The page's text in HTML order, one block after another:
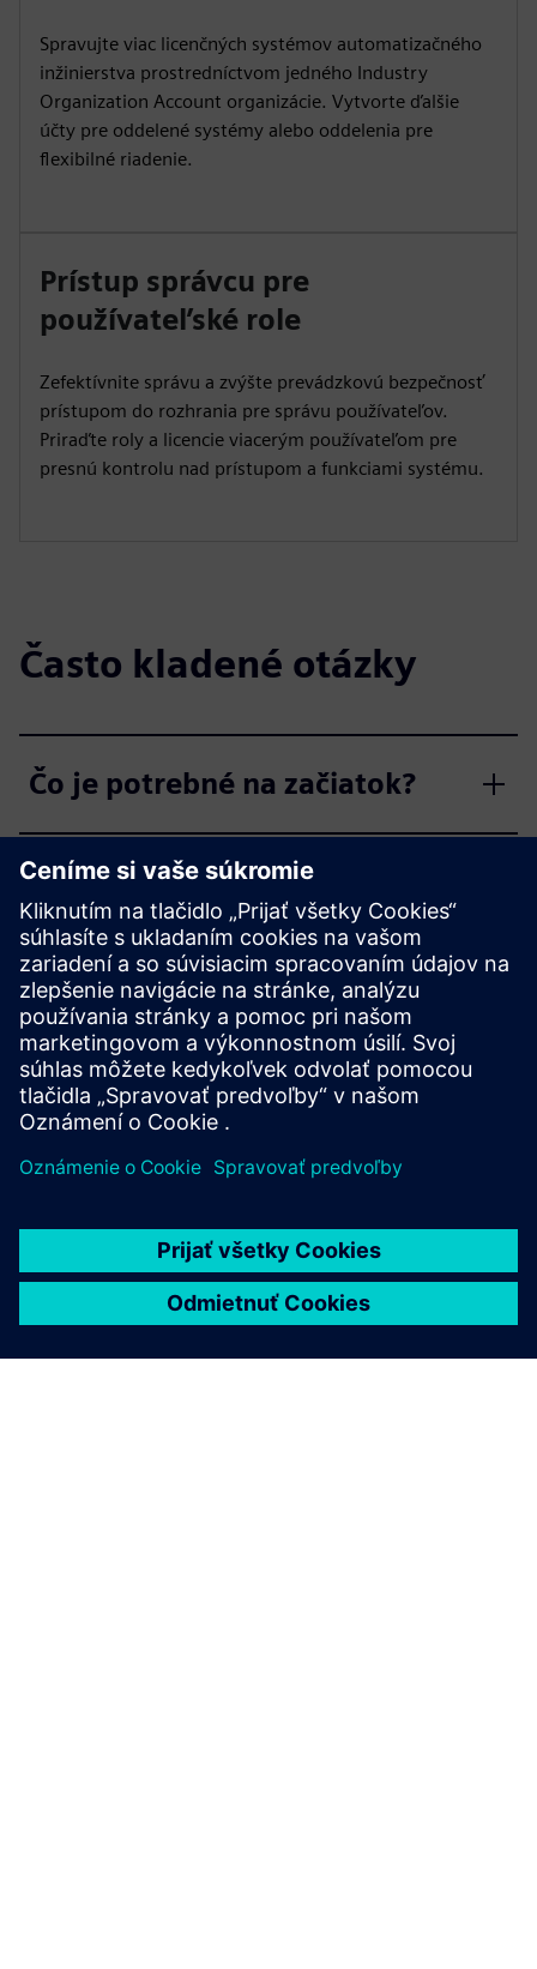
Spravujte viac licenčných systémov automatizačného
inžinierstva prostredníctvom jedného Industry
Organization Account organizácie. Vytvorte ďalšie
účty pre oddelené systémy alebo oddelenia pre
flexibilné riadenie.
Prístup správcu pre
používateľské role
Zefektívnite správu a zvýšte prevádzkovú bezpečnosť
prístupom do rozhrania pre správu používateľov.
Priraďte roly a licencie viacerým používateľom pre
presnú kontrolu nad prístupom a funkciami systému.
Často kladené otázky
Čo je potrebné na začiatok?
Koľko účtov potrebuje moja
spoločnosť?
Môžem spravovať viacerých
používateľov s jedným účtom?